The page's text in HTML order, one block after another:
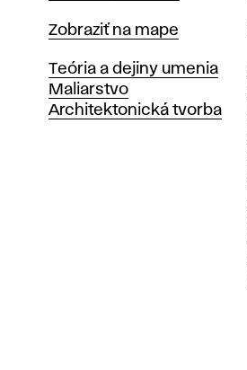
Mapa
Zobraziť na mape
Katedry
Teória a dejiny umenia
Maliarstvo
Architektonická tvorba